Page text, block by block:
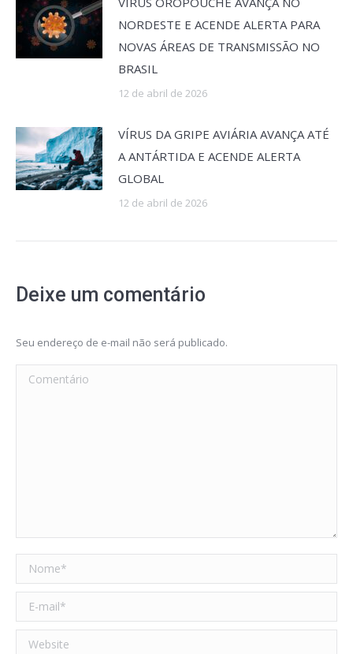
NORDESTE E ACENDE ALERTA PARA
NOVAS ÁREAS DE TRANSMISSÃO NO
BRASIL
12 de abril de 2026
VÍRUS DA GRIPE AVIÁRIA AVANÇA ATÉ
A ANTÁRTIDA E ACENDE ALERTA
GLOBAL
12 de abril de 2026
Deixe um comentário
Seu endereço de e-mail não será publicado.
Comentário
Nome *
E-mail *
Website